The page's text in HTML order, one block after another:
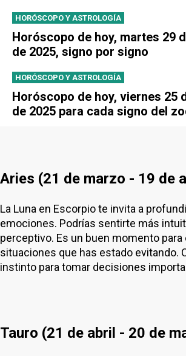
HORÓSCOPO Y ASTROLOGÍA
Horóscopo de hoy, martes 29
de 2025, signo por signo
HORÓSCOPO Y ASTROLOGÍA
Horóscopo de hoy, viernes 25
de 2025 para cada signo del
Aries (21 de marzo - 19 de
La Luna en Escorpio te invita a
emociones. Podrías sentirte más
perceptivo. Es un buen momento
situaciones que has estado evitando.
instinto para tomar decisiones
Tauro (21 de abril - 20 de